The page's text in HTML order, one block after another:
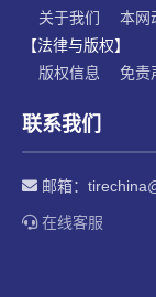
关于我们
本网
【法律与版权】
版权信息
免责
联系我们
邮箱：
在线客服